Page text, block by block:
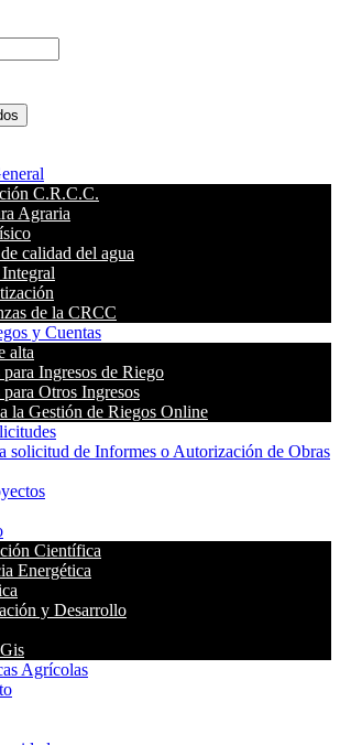
C.R.C.C.
Agraria
calidad del agua
de la CRCC
y Cuentas
alta
para Ingresos de Riego
para Otros Ingresos
la Gestión de Riegos Online
solicitud de Informes o Autorización de Obras
Científica
Energética
y Desarrollo
Agrícolas